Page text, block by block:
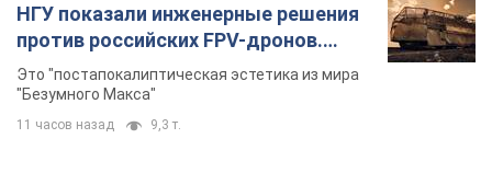
НГУ показали инженерные решения
против российских FPV-дронов.
Фото
Это "постапокалиптическая эстетика из мира
"Безумного Макса"
11 часов назад 9,3 т.